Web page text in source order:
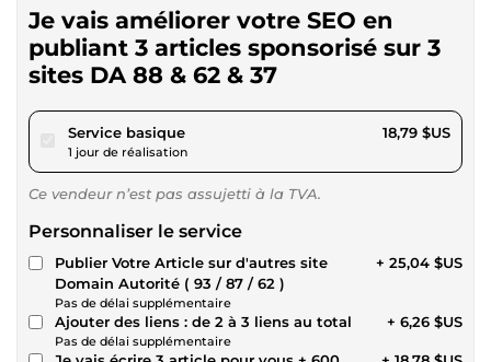
Je vais améliorer votre SEO en
publiant 3 articles sponsorisé sur 3
sites DA 88 & 62 & 37
Service basiquepour 17,31 $US
1 jour de réalisation
18,79 $US
Ce vendeur n’est pas assujetti à la TVA.
Personnaliser le service
Publier Votre Article sur d'autres site
Domain Autorité ( 93 / 87 / 62 )
Pas de délai supplémentaire
+ 25,04 $US
Ajouter des liens : de 2 à 3 liens au total
Pas de délai supplémentaire
+ 6,26 $US